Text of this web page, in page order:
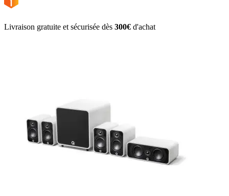
Livraison gratuite et sécurisée dès 300€ d'achat